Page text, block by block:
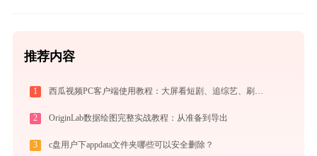
推荐内容
1 西瓜视频PC客户端使用教程：大屏看短剧、追综艺、刷影视的高清播放指南
2 OriginLab数据绘图完整实战教程：从准备到导出
3 c盘用户下appdata文件夹哪些可以安全删除？